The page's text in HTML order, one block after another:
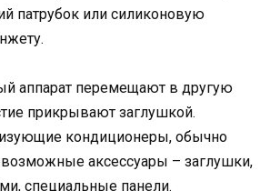
патрубок или силиконовую
аппарат перемещают в другую
прикрывают заглушкой.
кондиционеры, обычно
аксессуары – заглушки,
специальные панели.